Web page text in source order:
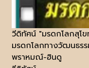
วีดิทัศน์ "มรดกโลกสุโ
มรดกโลกทางวัฒนธรร
พราหมณ์-ฮินดู